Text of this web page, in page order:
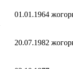
01.01.1964
20.07.1982